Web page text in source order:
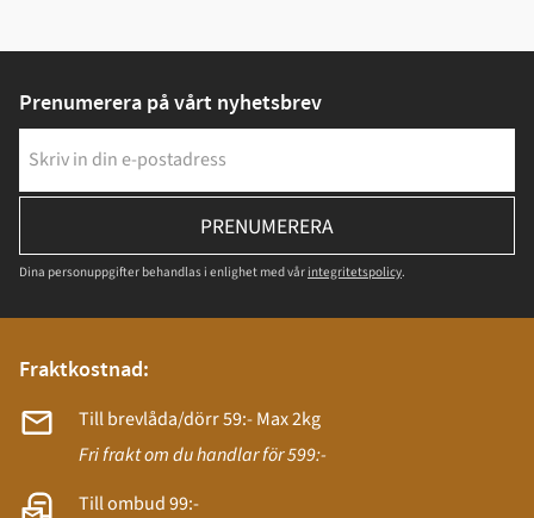
Prenumerera på vårt nyhetsbrev
PRENUMERERA
Dina personuppgifter behandlas i enlighet med vår integritetspolicy.
Fraktkostnad:
Till brevlåda/dörr 59:- Max 2kg
Fri frakt om du handlar för 599:-
Till ombud 99:-